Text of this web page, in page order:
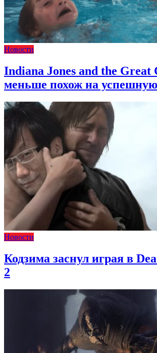
Новости
Indiana Jones and the Great
меньше похож на
Новости
Кодзима заснул играя в
2